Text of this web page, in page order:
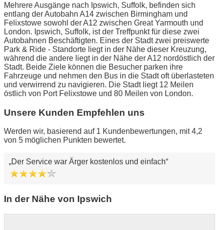
Mehrere Ausgänge nach Ipswich, Suffolk, befinden sich
entlang der Autobahn A14 zwischen Birmingham und
Felixstowe sowohl der A12 zwischen Great Yarmouth und
London. Ipswich, Suffolk, ist der Treffpunkt für diese zwei
Autobahnen Beschäftigten. Eines der Stadt zwei preiswerte
Park & Ride - Standorte liegt in der Nähe dieser Kreuzung,
während die andere liegt in der Nähe der A12 nordöstlich der
Stadt. Beide Ziele können die Besucher parken ihre
Fahrzeuge und nehmen den Bus in die Stadt oft überlasteten
und verwirrend zu navigieren. Die Stadt liegt 12 Meilen
östlich von Port Felixstowe und 80 Meilen von London.
Unsere Kunden Empfehlen uns
Werden wir, basierend auf 1 Kundenbewertungen, mit 4,2
von 5 möglichen Punkten bewertet.
Der Service war Ärger kostenlos und einfach
In der Nähe von Ipswich